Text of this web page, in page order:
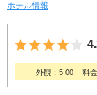
ホテル情報
5
外観：5.00 料